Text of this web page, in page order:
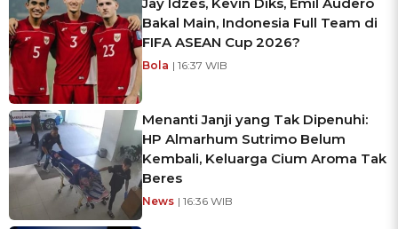
Bakal Main, Indonesia Full Team di
FIFA ASEAN Cup 2026?
Bola | 16:37 WIB
Menanti Janji yang Tak Dipenuhi:
HP Almarhum Sutrimo Belum
Kembali, Keluarga Cium Aroma Tak
Beres
News | 16:36 WIB